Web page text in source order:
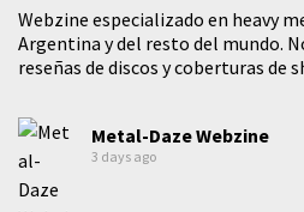
Webzine especializado en heavy
Argentina y del resto del mundo.
reseñas de discos y coberturas de
Metal-Daze Webzine
3 days ago